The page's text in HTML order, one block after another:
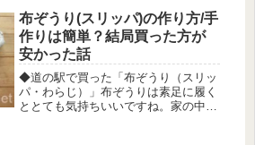
の負担を減らす。
布ぞうり(スリッパ)の作り方/手
作りは簡単？結局買った方が
安かった話
◆道の駅で買った「布ぞうり（スリッ
パ・わらじ）」布ぞうりは素足に履く
ととても気持ちいいですね。家の中の